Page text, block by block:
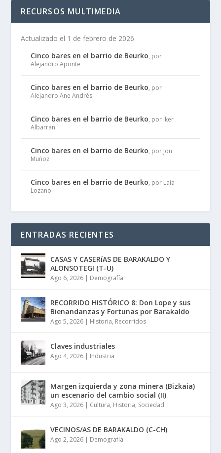
RECURSOS MULTIMEDIA
Actualizado el 1 de febrero de 2026
Cinco bares en el barrio de Beurko, por
Alejandro Aponte
Cinco bares en el barrio de Beurko, por
Alejandro Ane Andrés
Cinco bares en el barrio de Beurko, por Iker
Albarran
Cinco bares en el barrio de Beurko, por Jon
Muñoz
Cinco bares en el barrio de Beurko, por Laia
Lozano
ENTRADAS RECIENTES
CASAS Y CASERíAS DE BARAKALDO Y
ALONSOTEGI (T-U)
Ago 6, 2026 | Demografía
RECORRIDO HISTÓRICO 8: Don Lope y sus
Bienandanzas y Fortunas por Barakaldo
Ago 5, 2026 | Historia, Recorridos
Claves industriales
Ago 4, 2026 | Industria
Margen izquierda y zona minera (Bizkaia)
un escenario del cambio social (II)
Ago 3, 2026 | Cultura, Historia, Sociedad
VECINOS/AS DE BARAKALDO (C-CH)
Ago 2, 2026 | Demografía